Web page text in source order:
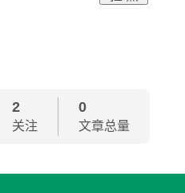
2
关注
0
文章总量